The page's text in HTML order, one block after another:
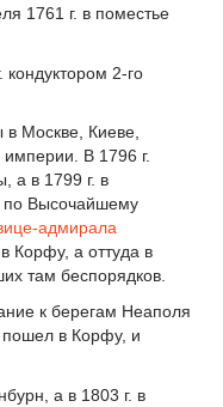
1761 г. в поместье
2-го
в Москве, Киеве,
империи. В 1796 г.
а в 1799 г. в
по Высочайшему
адмирала
Корфу, а оттуда в
там беспорядков.
к берегам Неаполя
в Корфу, и
а в 1803 г. в